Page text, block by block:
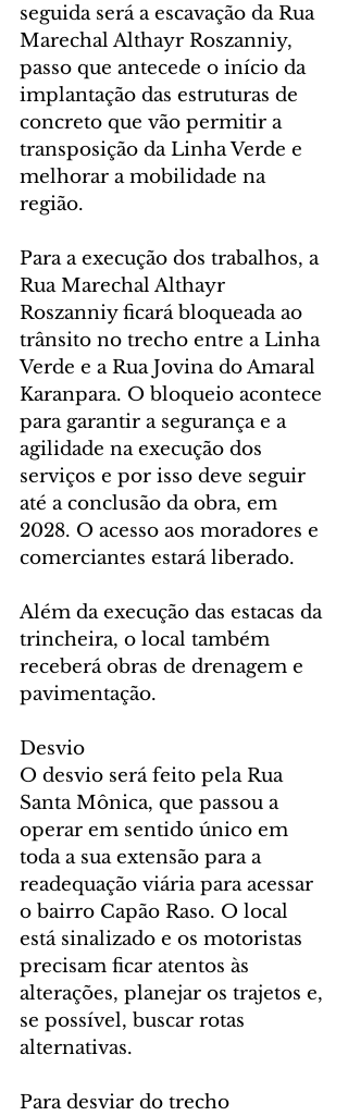
seguida será a escavação da Rua
Marechal Althayr Roszanniy,
passo que antecede o início da
implantação das estruturas de
concreto que vão permitir a
transposição da Linha Verde e
melhorar a mobilidade na
região.
Para a execução dos trabalhos, a
Rua Marechal Althayr
Roszanniy ficará bloqueada ao
trânsito no trecho entre a Linha
Verde e a Rua Jovina do Amaral
Karanpara. O bloqueio acontece
para garantir a segurança e a
agilidade na execução dos
serviços e por isso deve seguir
até a conclusão da obra, em
2028. O acesso aos moradores e
comerciantes estará liberado.
Além da execução das estacas da
trincheira, o local também
receberá obras de drenagem e
pavimentação.
Desvio
O desvio será feito pela Rua
Santa Mônica, que passou a
operar em sentido único em
toda a sua extensão para a
readequação viária para acessar
o bairro Capão Raso. O local
está sinalizado e os motoristas
precisam ficar atentos às
alterações, planejar os trajetos e,
se possível, buscar rotas
alternativas.
Para desviar do trecho